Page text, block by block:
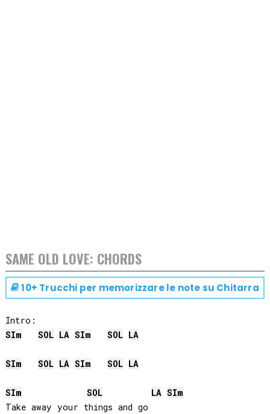
SAME OLD LOVE: CHORDS
10+ Trucchi per memorizzare le note su Chitarra
SIm SOL LA SIm SOL LA
SIm SOL LA SIm SOL LA
SIm SOL LA SIm
Take away your things and go